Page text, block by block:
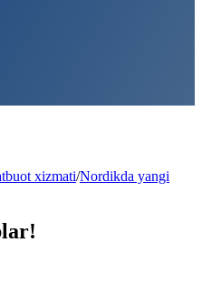
xizmati/Nordikda yangi